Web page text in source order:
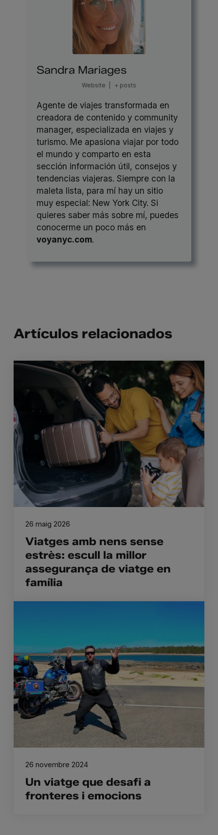
Sandra Mariages
Website + posts
Agente de viajes transformada en
creadora de contenido y community
manager, especializada en viajes y
turismo. Me apasiona viajar por todo
el mundo y comparto en esta
sección información útil, consejos y
tendencias viajeras. Siempre con la
maleta lista, para mí hay un sitio
muy especial: New York City. Si
quieres saber más sobre mí, puedes
conocerme un poco más en
voyanyc.com.
Artículos relacionados
Viatges amb nens sense
estrès: escull la millor
assegurança de viatge en
família
26 maig 2026
Un viatge que desafi a
fronteres i emocions
26 novembre 2024